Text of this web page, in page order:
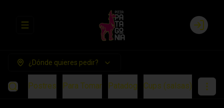
Abrir menu de navegación Login
¿Dónde quieres pedir?
Postres Para Tomar Patadog Cups (salsas)